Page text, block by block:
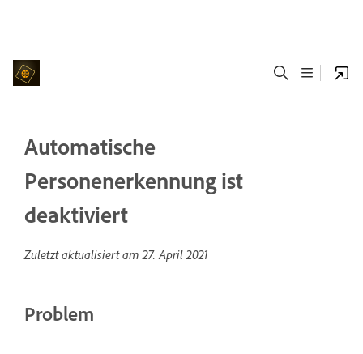
Automatische
Personenerkennung ist
deaktiviert
Zuletzt aktualisiert am27. April 2021
Problem